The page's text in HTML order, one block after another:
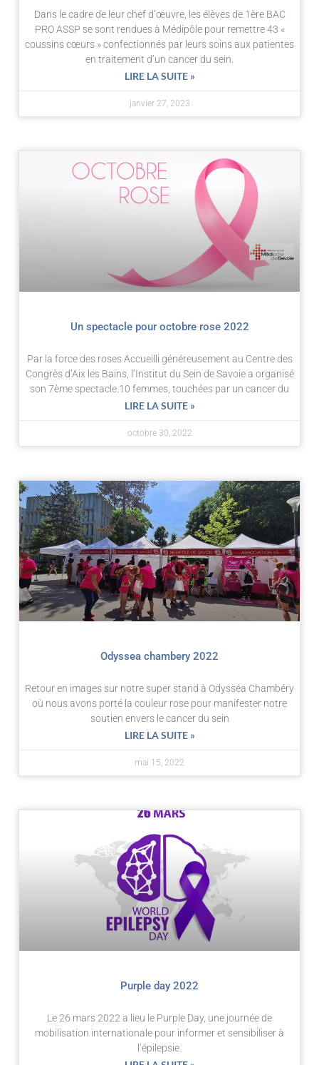
Dans le cadre de leur chef d’œuvre, les élèves de 1ère BAC
PRO ASSP se sont rendues à Médipôle pour remettre 43 «
coussins cœurs » confectionnés par leurs soins aux patientes
en traitement d’un cancer du sein.
LIRE LA SUITE »
janvier 27, 2023
Un spectacle pour octobre rose 2022
Par la force des roses Accueilli généreusement au Centre des
Congrès d’Aix les Bains, l’Institut du Sein de Savoie a organisé
son 7ème spectacle.10 femmes, touchées par un cancer du
LIRE LA SUITE »
octobre 30, 2022
Odyssea chambery 2022
Retour en images sur notre super stand à Odysséa Chambéry
où nous avons porté la couleur rose pour manifester notre
soutien envers le cancer du sein
LIRE LA SUITE »
mai 15, 2022
Purple day 2022
Le 26 mars 2022 a lieu le Purple Day, une journée de
mobilisation internationale pour informer et sensibiliser à
l’épilepsie.